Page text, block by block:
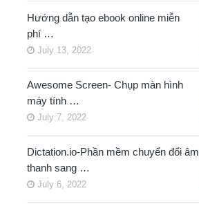
Hướng dẫn tạo ebook online miễn
phí …
July 13, 2022
Awesome Screen- Chụp màn hình
máy tính …
July 7, 2022
Dictation.io-Phần mềm chuyển đổi âm
thanh sang …
July 6, 2022